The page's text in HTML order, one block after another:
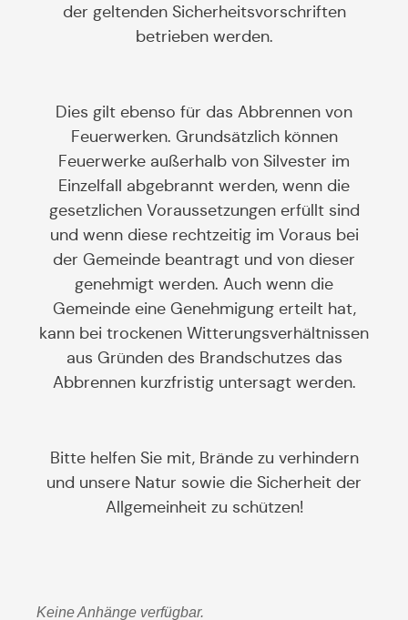
der geltenden Sicherheitsvorschriften
betrieben werden.
Dies gilt ebenso für das Abbrennen von
Feuerwerken. Grundsätzlich können
Feuerwerke außerhalb von Silvester im
Einzelfall abgebrannt werden, wenn die
gesetzlichen Voraussetzungen erfüllt sind
und wenn diese rechtzeitig im Voraus bei
der Gemeinde beantragt und von dieser
genehmigt werden. Auch wenn die
Gemeinde eine Genehmigung erteilt hat,
kann bei trockenen Witterungsverhältnissen
aus Gründen des Brandschutzes das
Abbrennen kurzfristig untersagt werden.
Bitte helfen Sie mit, Brände zu verhindern
und unsere Natur sowie die Sicherheit der
Allgemeinheit zu schützen!
Keine Anhänge verfügbar.